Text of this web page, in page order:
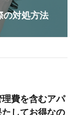
の対処方法
費を含むアパ
してお得なの